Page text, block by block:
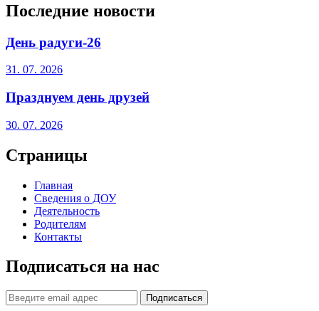
Последние новости
День радуги-26
31. 07. 2026
Празднуем день друзей
30. 07. 2026
Страницы
Главная
Сведения о ДОУ
Деятельность
Родителям
Контакты
Подписаться на нас